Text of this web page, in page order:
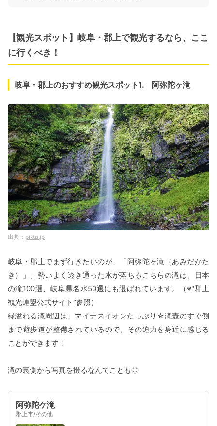
【観光スポット】岐阜・郡上で観光するなら、ここ
に行くべき！
岐阜・郡上のおすすめ観光スポット1. 阿弥陀ヶ滝
pixta.jp
岐阜・郡上でまず行きたいのが、「阿弥陀ヶ滝（あみだがた
き）」。勢いよく透き通った水が落ちるこちらの滝は、日本
の滝100選、岐阜県名水50選にも選ばれています。（※"郡上
観光連盟公式サイト"参照）
緑溢れる滝周辺は、マイナスイオンたっぷり☆滝壺のすぐ側
まで遊歩道が整備されているので、その迫力を身近に感じる
ことができます！
滝の裏側から写真を撮るなんてことも◎
阿弥陀ケ滝
郡上市/その他